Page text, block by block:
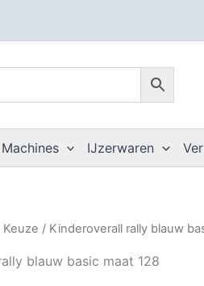
Machines IJzerwaren
/ Kinderoverall rally blauw
blauw basic maat 128